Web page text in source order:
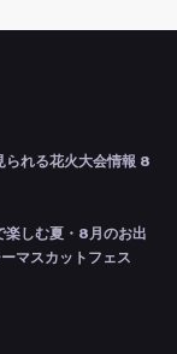
られる花火大会情報 8
楽しむ夏・8月のお出
マスカットフェス